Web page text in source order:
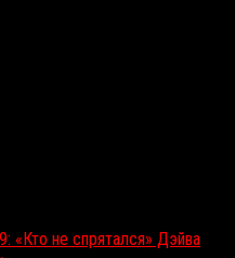
«Кто не спрятался» Дэйва